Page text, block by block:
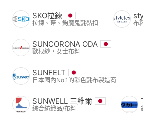
SKO拉鍊
拉鍊、帶、鉤魔鬼氈黏扣 布
SUNCORONA ODA
歐根紗，女士布料
SUNFELT
日本國內No.1的彩色氈布製造商
SUNWELL 三維爾
綜合紡織品/布料